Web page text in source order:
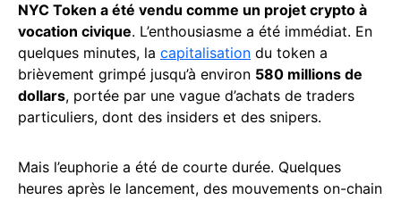
NYC Token a été vendu comme un projet crypto à
vocation civique. L’enthousiasme a été immédiat. En
quelques minutes, la capitalisation du token a
brièvement grimpé jusqu’à environ 580 millions de
dollars, portée par une vague d’achats de traders
particuliers, dont des insiders et des snipers.
Mais l’euphorie a été de courte durée. Quelques
heures après le lancement, des mouvements on-chain